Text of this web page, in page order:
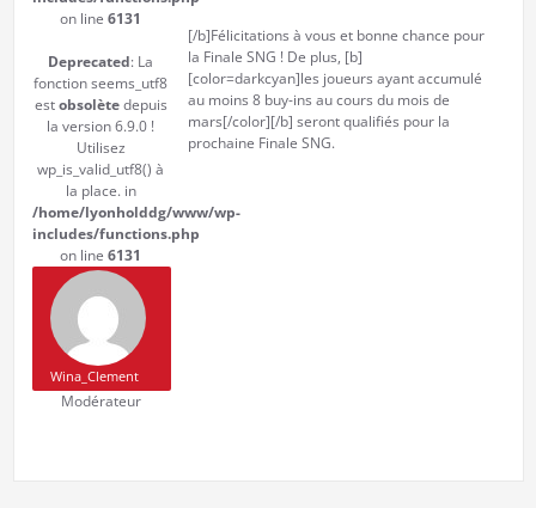
on line 6131
Deprecated: La
fonction seems_utf8
estobsolètedepuis
la version 6.9.0 !
Utilisez
wp_is_valid_utf8() à
la place. in
/home/lyonholddg/www/wp-
includes/functions.php
on line 6131
Wina_Clement
Modérateur
[/b]Félicitations à vous et bonne chance pour
la Finale SNG ! De plus, [b]
[color=darkcyan]les joueurs ayant accumulé
au moins 8 buy-ins au cours du mois de
mars[/color][/b] seront qualifiés pour la
prochaine Finale SNG.